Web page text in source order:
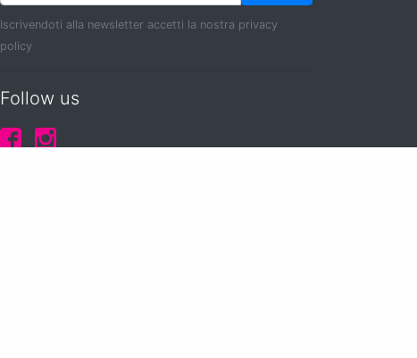
Iscrivendoti alla newsletter accetti la nostra privacy
policy
Follow us